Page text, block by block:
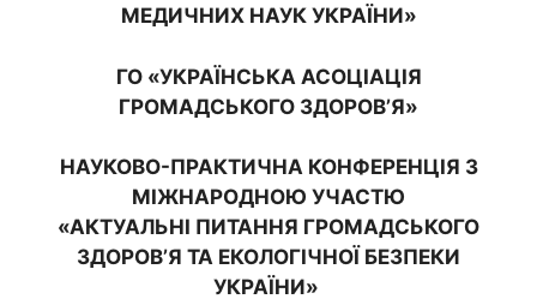
МЕДИЧНИХ НАУК УКРАЇНИ»
ГО «УКРАЇНСЬКА АСОЦІАЦІЯ
ГРОМАДСЬКОГО ЗДОРОВ’Я»
НАУКОВО-ПРАКТИЧНА КОНФЕРЕНЦІЯ З
МІЖНАРОДНОЮ УЧАСТЮ
«АКТУАЛЬНІ ПИТАННЯ ГРОМАДСЬКОГО
ЗДОРОВ’Я ТА ЕКОЛОГІЧНОЇ БЕЗПЕКИ
УКРАЇНИ»